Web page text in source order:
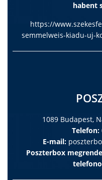
habent
https://
semmelweis-kiadu-uj-
1089 Budapest,
Telefon:
E-mail:
Poszterbox